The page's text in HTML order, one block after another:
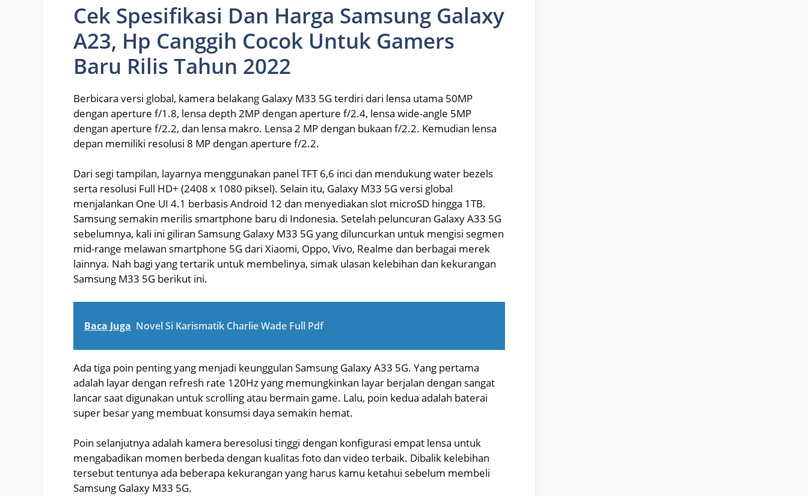
Cek Spesifikasi Dan Harga Samsung Galaxy
A23, Hp Canggih Cocok Untuk Gamers
Baru Rilis Tahun 2022
Berbicara versi global, kamera belakang Galaxy M33 5G terdiri dari lensa utama 50MP
dengan aperture f/1.8, lensa depth 2MP dengan aperture f/2.4, lensa wide-angle 5MP
dengan aperture f/2.2, dan lensa makro. Lensa 2 MP dengan bukaan f/2.2. Kemudian lensa
depan memiliki resolusi 8 MP dengan aperture f/2.2.
Dari segi tampilan, layarnya menggunakan panel TFT 6,6 inci dan mendukung water bezels
serta resolusi Full HD+ (2408 x 1080 piksel). Selain itu, Galaxy M33 5G versi global
menjalankan One UI 4.1 berbasis Android 12 dan menyediakan slot microSD hingga 1TB.
Samsung semakin merilis smartphone baru di Indonesia. Setelah peluncuran Galaxy A33 5G
sebelumnya, kali ini giliran Samsung Galaxy M33 5G yang diluncurkan untuk mengisi segmen
mid-range melawan smartphone 5G dari Xiaomi, Oppo, Vivo, Realme dan berbagai merek
lainnya. Nah bagi yang tertarik untuk membelinya, simak ulasan kelebihan dan kekurangan
Samsung M33 5G berikut ini.
Baca Juga Novel Si Karismatik Charlie Wade Full Pdf
Ada tiga poin penting yang menjadi keunggulan Samsung Galaxy A33 5G. Yang pertama
adalah layar dengan refresh rate 120Hz yang memungkinkan layar berjalan dengan sangat
lancar saat digunakan untuk scrolling atau bermain game. Lalu, poin kedua adalah baterai
super besar yang membuat konsumsi daya semakin hemat.
Poin selanjutnya adalah kamera beresolusi tinggi dengan konfigurasi empat lensa untuk
mengabadikan momen berbeda dengan kualitas foto dan video terbaik. Dibalik kelebihan
tersebut tentunya ada beberapa kekurangan yang harus kamu ketahui sebelum membeli
Samsung Galaxy M33 5G.